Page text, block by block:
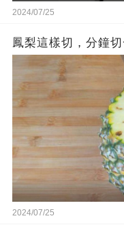
2024/07/25
鳳梨這樣切，分鐘
2024/07/25